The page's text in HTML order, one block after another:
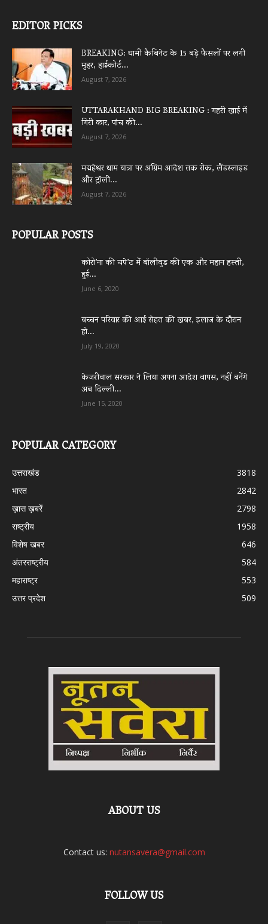
EDITOR PICKS
BREAKING: धामी कैबिनेट के 15 बड़े फैसलों पर लगी
मुहर, हाईकोर्ट...
August 7, 2026
UTTARAKHAND BIG BREAKING : गहरी खाई में
गिरी कार, पांच की...
August 7, 2026
मद्महेश्वर धाम यात्रा पर अग्रिम आदेश तक रोक, लैंडस्लाइड
और ट्रॉली...
August 7, 2026
POPULAR POSTS
कोरो’ना की चपे’ट में बॉलीवुड की एक और महान हस्ती,
हुई...
June 6, 2020
बच्चन परिवार की आई सेहत की खबर, इलाज के दौरान
हो...
July 19, 2020
केजरीवाल सरकार ने लिया अपना आदेश वापस, नहीं बनेंगे
अब दिल्ली...
June 15, 2020
POPULAR CATEGORY
उत्तराखंड
3818
भारत
2842
ख़ास ख़बरें
2798
राष्ट्रीय
1958
विशेष खबर
646
अंतरराष्ट्रीय
584
महाराष्ट्र
553
उत्तर प्रदेश
509
ABOUT US
Contact us: nutansavera@gmail.com
FOLLOW US